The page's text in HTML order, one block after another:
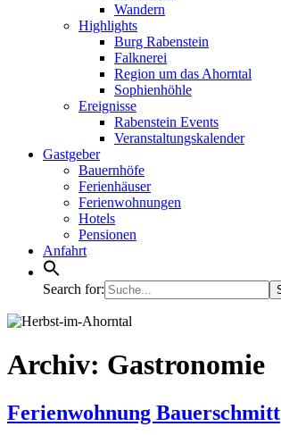
Wandern
Highlights
Burg Rabenstein
Falknerei
Region um das Ahorntal
Sophienhöhle
Ereignisse
Rabenstein Events
Veranstaltungskalender
Gastgeber
Bauernhöfe
Ferienhäuser
Ferienwohnungen
Hotels
Pensionen
Anfahrt
Search for:
Archiv: Gastronomie
Ferienwohnung Bauerschmitt